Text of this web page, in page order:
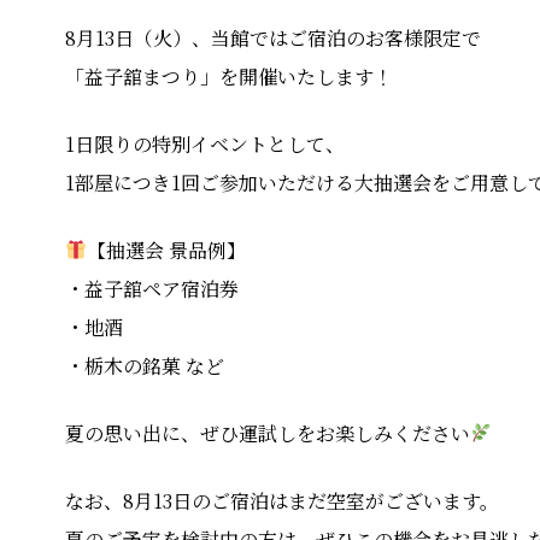
8月13日（火）、当館ではご宿泊のお客様限定で
「益子舘まつり」を開催いたします！
1日限りの特別イベントとして、
1部屋につき1回ご参加いただける大抽選会をご用意し
【抽選会 景品例】
・益子舘ペア宿泊券
・地酒
・栃木の銘菓 など
夏の思い出に、ぜひ運試しをお楽しみください
なお、8月13日のご宿泊はまだ空室がございます。